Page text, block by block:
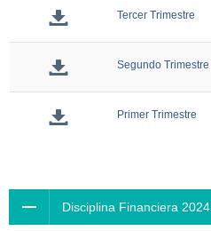
Tercer Trimestre
Segundo Trimestre
Primer Trimestre
Disciplina Financiera 2024